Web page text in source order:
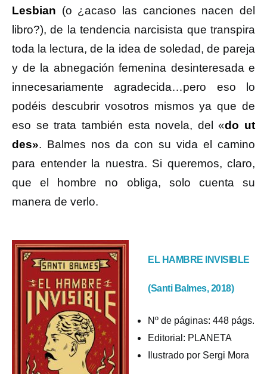
Lesbian (o ¿acaso las canciones nacen del
libro?), de la tendencia narcisista que transpira
toda la lectura, de la idea de soledad, de pareja
y de la abnegación femenina desinteresada e
innecesariamente agradecida…pero eso lo
podéis descubrir vosotros mismos ya que de
eso se trata también esta novela, del «do ut
des». Balmes nos da con su vida el camino
para entender la nuestra. Si queremos, claro,
que el hombre no obliga, solo cuenta su
manera de verlo.
EL HAMBRE INVISIBLE
(Santi Balmes, 2018)
Nº de páginas: 448 págs.
Editorial: PLANETA
Ilustrado por Sergi Mora